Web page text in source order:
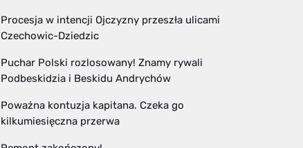
Procesja w intencji Ojczyzny przeszła ulicami
Czechowic-Dziedzic
Puchar Polski rozlosowany! Znamy rywali
Podbeskidzia i Beskidu Andrychów
Poważna kontuzja kapitana. Czeka go
kilkumiesięczna przerwa